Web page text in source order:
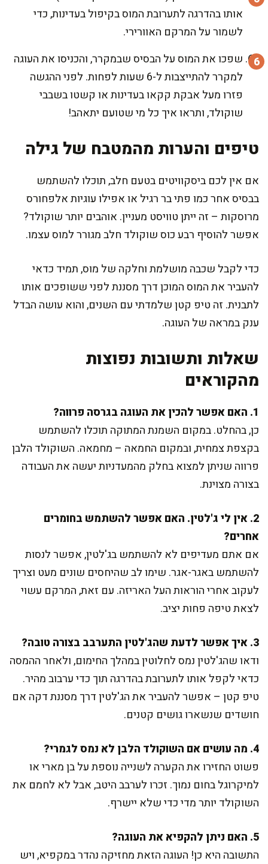
אותו בהדרגה לתערובת המוס בקיפול בעדינות, כדי
לשמור על המרקם האוורירי.
שפכו את המוס על הבסיס שבמקרר, והכניסו את העוגה
למקרר להתייצבות ל-6 שעות לפחות. לפני ההגשה
פזרו מעל אבקת קקאו בעדינות או קשטו בשבבי
שוקולד, ותראו איך כל מי שטועם יתאהב!
טיפים והערות מהמטבח של גילה
אם אין לכם ביסקוויטים בטעם חלב, תוכלו להשתמש
בבסיס אחר כמו פתי בר רגיל או אפילו עוגיות אלפחורס
מרוסקות – זה ייתן טוויסט מעניין. אוהבים יותר שוקולד?
אפשר להוסיף רבע כוס שוקולד חלב מגורר למוס עצמו.
כדי לקבל שכבה מושלמת וחלקה של מוס, תמיד כדאי
להעביר את המוס המוכן דרך מסננת לפני ששופכים אותו
לתבנית. זה טיפ קטן שלמדתי עם השנים, והוא עושה הבדל
ענק במראה של העוגה.
שאלות ותשובות נפוצות
מהקוראים
1. האם אפשר להכין את העוגה בגרסה פרווה?
כן, בהחלט. במקום השמנת המתוקה תוכלו להשתמש
בקצפת צמחית, ובמקום החמאה – מחמאה. השוקולד הלבן
פרווה שניתן למצוא בחלק מהמעדניות יעשה את העבודה
בצורה מצוינת.
2. אין לי ג'לטין. האם אפשר להשתמש בחומרים
אחרים?
אם אתם מעדיפים לא להשתמש בג'לטין, אפשר לנסות
להשתמש באגר-אגר. שימו לב שהיחסים שונים מעט וצריך
לעקוב אחרי הוראות העל האריזה. עם זאת, המרקם עשוי
לצאת טיפה פחות יציב.
3. איך אפשר לדעת שהג'לטין התערבב בצורה טובה?
ודאו שהג'לטין נמס לחלוטין במהלך החימום, ולאחר ההמסה
כדאי לקפל אותו לתערובת בהדרגה תוך כדי ערבוב מהיר.
טיפ קטן – אפשר להעביר את הג'לטין דרך מסננת דקה אם
חושדים שנשארו גושים קטנים.
4. מה עושים אם השוקולד הלבן לא נמס לגמרי?
פשוט החזירו את הקערה לשנייה נוספת על בן מארי או
למיקרוגל בחום נמוך. זכרו לערבב היטב, אבל לא לחמם את
השוקולד יותר מדי כדי שלא יישרף.
5. האם ניתן להקפיא את העוגה?
התשובה היא כן! העוגה הזאת מחזיקה נהדר במקפיא, ויש